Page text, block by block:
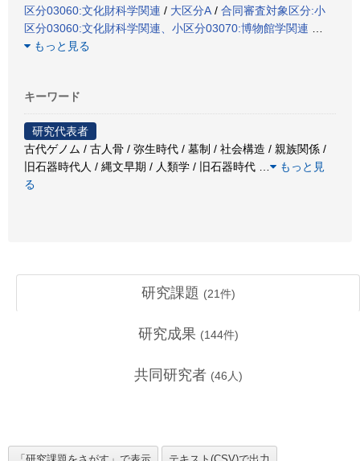
区分03060:文化財科学関連 / 大区分A / 合同審査対象区分:小
区分03060:文化財科学関連、小区分03070:博物館学関連
もっと見る
キーワード
研究代表者
古代ゲノム / 古人骨 / 弥生時代 / 墓制 / 社会構造 / 親族関係 /
旧石器時代人 / 縄文早期 / 人類学 / 旧石器時代
もっと見
る
研究課題 (21件)
研究成果 (144件)
共同研究者 (46 人)